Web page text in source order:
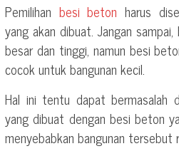
Pemilihan besi beton harus
yang akan dibuat. Jangan
besar dan tinggi, namun besi
cocok untuk bangunan kecil.
Hal ini tentu dapat bermasalah
yang dibuat dengan besi beton
menyebabkan bangunan tersebut